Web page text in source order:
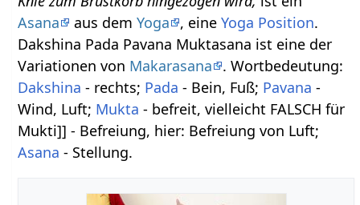
Asana
aus demYoga , eineYoga Position.
Dakshina Pada Pavana Muktasana ist eine der
Variationen von Makarasana
. Wortbedeutung:
Dakshina - rechts; Pada - Bein, Fuß; Pavana -
Wind, Luft; Mukta - befreit, vielleicht FALSCH für
Mukti]] - Befreiung, hier: Befreiung von Luft;
Asana - Stellung.